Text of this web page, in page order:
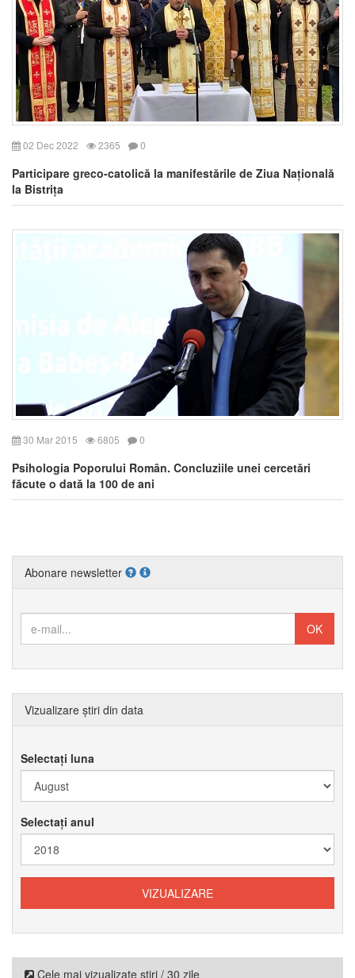
02 Dec 2022 2365 0
Participare greco-catolică la manifestările de Ziua Națională
la Bistrița
30 Mar 2015 6805 0
Psihologia Poporului Român. Concluziile unei cercetări
făcute o dată la 100 de ani
Abonare newsletter
Vizualizare știri din data
Selectați luna
Selectați anul
Cele mai vizualizate știri / 30 zile